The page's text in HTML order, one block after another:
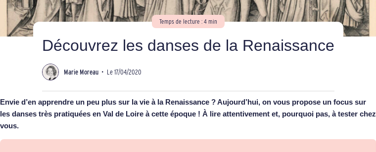
Temps de lecture : 4 min
Découvrez les danses de la Renaissance
Marie Moreau • Le 17/04/2020
Envie d’en apprendre un peu plus sur la vie à la Renaissance ? Aujourd’hui, on vous propose un focus sur
les danses très pratiquées en Val de Loire à cette époque ! À lire attentivement et, pourquoi pas, à tester chez
vous.